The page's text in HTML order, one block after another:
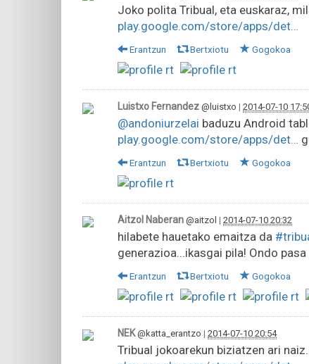
Joko polita Tribual, eta euskaraz,
play.google.com/store/apps/det…
Erantzun Bertxiotu Gogokoa
Luistxo Fernandez @luistxo | 2014-07-10
@andoniurzelai baduzu Android
play.google.com/store/apps/det…
Erantzun Bertxiotu Gogokoa
Aitzol Naberan @aitzol | 2014-07-10 20:32
hilabete hauetako emaitza da
generazioa...ikasgai pila! Ondo pasa
Erantzun Bertxiotu Gogokoa
NEK @katta_erantzo | 2014-07-10 20:54
Tribual jokoarekun biziatzen ari